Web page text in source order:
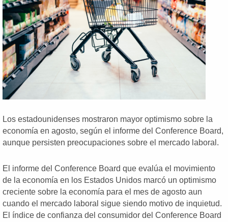
Los estadounidenses mostraron mayor optimismo sobre la
economía en agosto, según el informe del Conference Board,
aunque persisten preocupaciones sobre el mercado laboral.
El informe del Conference Board que evalúa el movimiento
de la economía en los Estados Unidos marcó un optimismo
creciente sobre la economía para el mes de agosto aun
cuando el mercado laboral sigue siendo motivo de inquietud.
El índice de confianza del consumidor del Conference Board